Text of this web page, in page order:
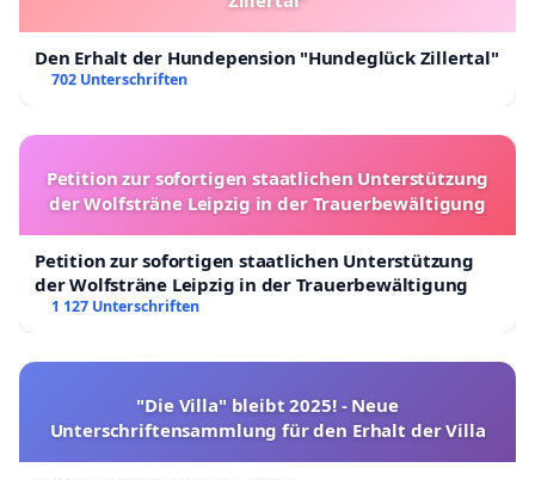
Den Erhalt der Hundepension "Hundeglück Zillertal"
702 Unterschriften
Petition zur sofortigen staatlichen Unterstützung
der Wolfsträne Leipzig in der Trauerbewältigung
Petition zur sofortigen staatlichen Unterstützung
der Wolfsträne Leipzig in der Trauerbewältigung
1 127 Unterschriften
"Die Villa" bleibt 2025! - Neue
Unterschriftensammlung für den Erhalt der Villa